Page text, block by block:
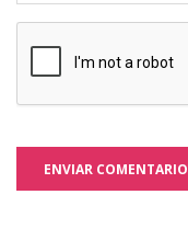
ENVIAR COMENTARIO